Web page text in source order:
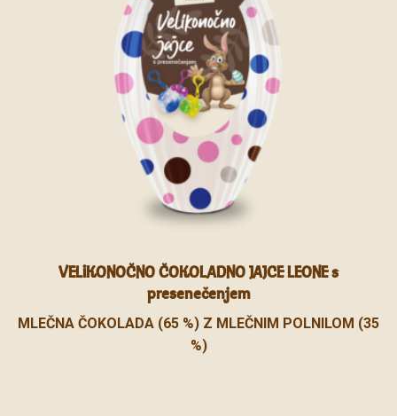
VELIKONOČNO ČOKOLADNO JAJCE LEONE s
presenečenjem
MLEČNA ČOKOLADA (65 %) Z MLEČNIM POLNILOM (35
%)